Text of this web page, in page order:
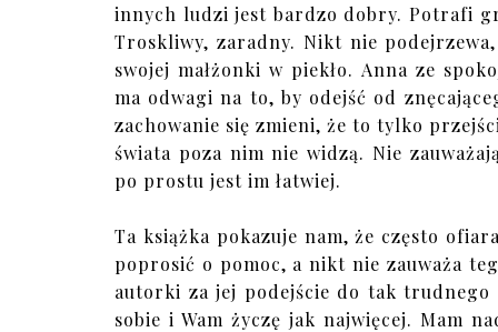
innych ludzi jest bardzo dobry. Potrafi
Troskliwy, zaradny. Nikt nie
swojej małżonki w piekło. Anna ze
ma odwagi na to, by odejść od
zachowanie się zmieni, że to tylko
świata poza nim nie widzą. Nie
po prostu jest im łatwiej.
Ta książka pokazuje nam, że często
poprosić o pomoc, a nikt nie zauważa
autorki za jej podejście do tak
sobie i Wam życzę jak najwięcej. Mam